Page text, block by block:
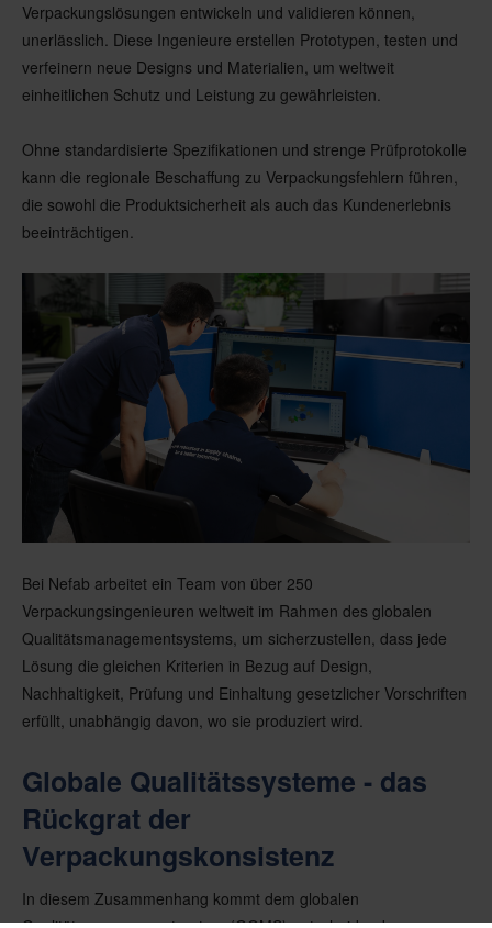
Verpackungslösungen entwickeln und validieren können,
unerlässlich. Diese Ingenieure erstellen Prototypen, testen und
verfeinern neue Designs und Materialien, um weltweit
einheitlichen Schutz und Leistung zu gewährleisten.
Ohne standardisierte Spezifikationen und strenge Prüfprotokolle
kann die regionale Beschaffung zu Verpackungsfehlern führen,
die sowohl die Produktsicherheit als auch das Kundenerlebnis
beeinträchtigen.
Bei Nefab arbeitet ein Team von über 250
Verpackungsingenieuren weltweit im Rahmen des globalen
Qualitätsmanagementsystems, um sicherzustellen, dass jede
Lösung die gleichen Kriterien in Bezug auf Design,
Nachhaltigkeit, Prüfung und Einhaltung gesetzlicher Vorschriften
erfüllt, unabhängig davon, wo sie produziert wird.
Globale Qualitätssysteme - das
Rückgrat der
Verpackungskonsistenz
In diesem Zusammenhang kommt dem globalen